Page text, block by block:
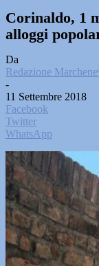
Corinaldo, 1
alloggi
Da
Redazione
-
11 Settembre 2018
Facebook
Twitter
WhatsApp